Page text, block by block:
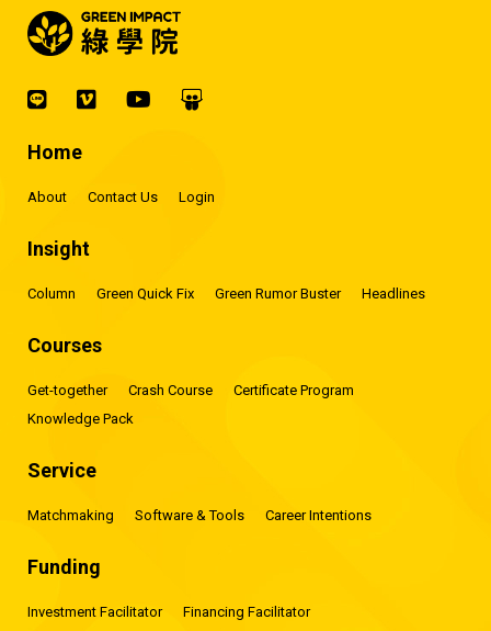
Home
About Contact Us Login
Insight
Column Green Quick Fix Green Rumor Buster Headlines
Courses
Get-together Crash Course
Certificate Program
Knowledge Pack
Service
Matchmaking Software & Tools Career Intentions
Funding
Investment Facilitator
Financing Facilitator